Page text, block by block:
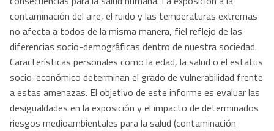
contaminación del aire, el ruido y las temperaturas extremas
no afecta a todos de la misma manera, fiel reflejo de las
diferencias socio-demográficas dentro de nuestra sociedad.
Características personales como la edad, la salud o el estatus
socio-económico determinan el grado de vulnerabilidad frente
a estas amenazas. El objetivo de este informe es evaluar las
desigualdades en la exposición y el impacto de determinados
riesgos medioambientales para la salud (contaminación